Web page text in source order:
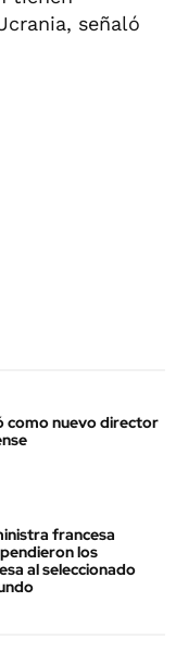
señaló
como nuevo director
francesa
los
al seleccionado